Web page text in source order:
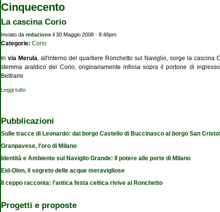
Cinquecento
La cascina Corio
Inviato da redazione il 30 Maggio 2008 - 8:46pm
Categorie: Corio
Invia Merula, all'interno del quartiere Ronchetto sul Naviglio, sorge la
stemma araldico dei Corio, originariamente infissa sopra il portone di
Beltrami.
Leggi tutto
Pubblicazioni
Sulle tracce di Leonardo: dal borgo Castello di Buccinasco al borgo San
Granpavese, l'oro di Milano
Identità e Ambiente sul Naviglio Grande: Il potere alle porte di Milano
Eid-Olon, il segreto delle acque meravigliose
Il ceppo racconta: l'antica festa celtica rivive al Ronchetto
Progetti e proposte